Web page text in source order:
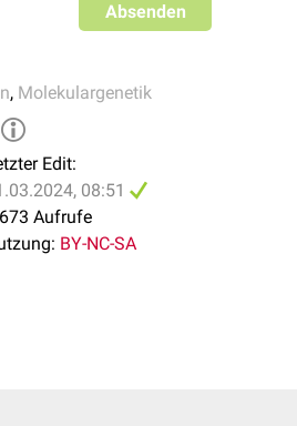
Absenden
, Molekulargenetik
Edit:
08:51
Aufrufe
BY-NC-SA